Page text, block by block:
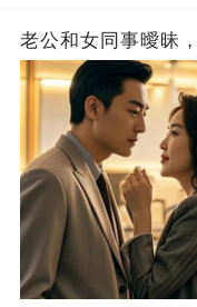
老公和女同事曖昧